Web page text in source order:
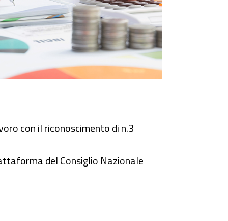
con il riconoscimento di n.3
del Consiglio Nazionale